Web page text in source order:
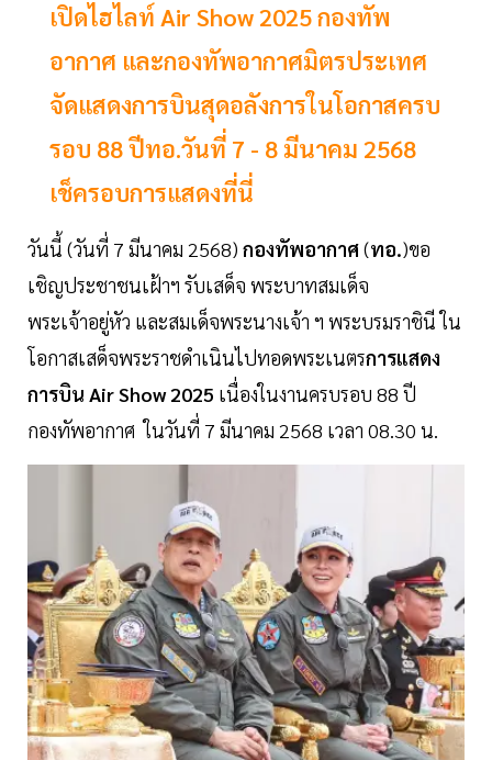
เปิดไฮไลท์ Air Show 2025 กองทัพ
อากาศ และกองทัพอากาศมิตรประเทศ
จัดแสดงการบินสุดอลังการในโอกาสครบ
รอบ 88 ปีทอ.วันที่ 7 - 8 มีนาคม 2568
เช็ครอบการแสดงที่นี่
วันนี้ (วันที่ 7 มีนาคม 2568) กองทัพอากาศ(ทอ.)ขอ
เชิญประชาชนเฝ้าฯ รับเสด็จ พระบาทสมเด็จ
พระเจ้าอยู่หัว และสมเด็จพระนางเจ้า ฯ พระบรมราชินี ใน
โอกาสเสด็จพระราชดำเนินไปทอดพระเนตรการแสดง
การบิน AirShow2025 เนื่องในงานครบรอบ 88 ปี
กองทัพอากาศ ในวันที่ 7 มีนาคม 2568 เวลา 08.30 น.